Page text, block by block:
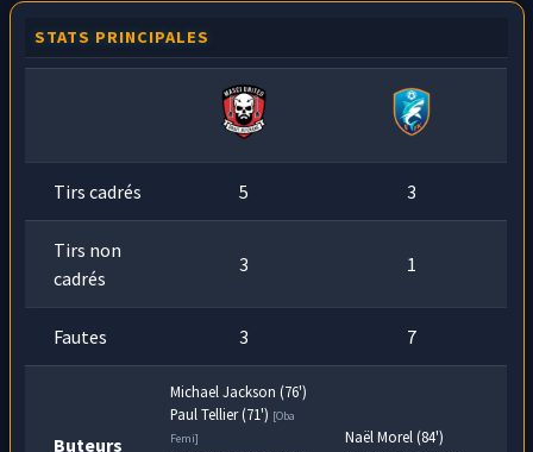
83
min
Naël Morel
Michael Jackson, alors il tire son maillot.
Faute indiscutable .
STATS PRINCIPALES
Tirs cadrés 5 3
Tirs non
cadrés
3 1
Fautes 3 7
Buteurs
Michael Jackson (76')
Paul Tellier (71') [Oba
Femi]
Naël Morel (84')